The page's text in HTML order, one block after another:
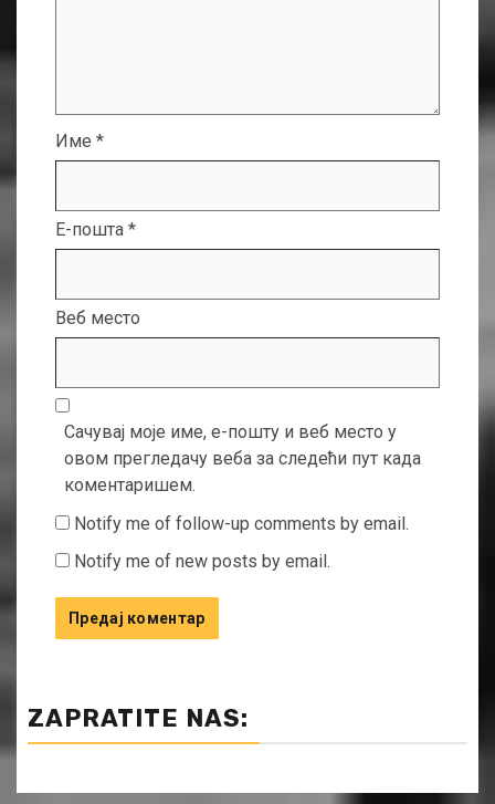
Име *
Е-пошта *
Веб место
Сачувај моје име, е-пошту и веб место у
овом прегледачу веба за следећи пут када
коментаришем.
Notify me of follow-up comments by email.
Notify me of new posts by email.
ZAPRATITE NAS: